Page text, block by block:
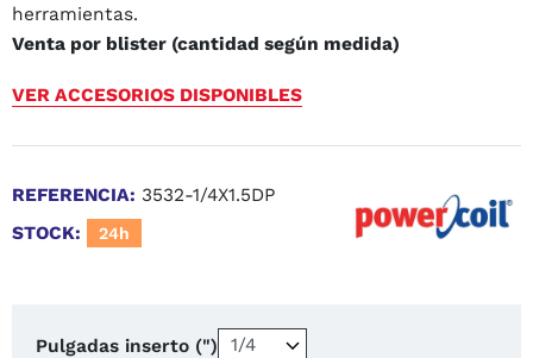
herramientas.
Venta por blister (cantidad según medida)
VER ACCESORIOS DISPONIBLES
REFERENCIA: 3532-1/4X1.5DP
STOCK:
24h
Pulgadas inserto (")